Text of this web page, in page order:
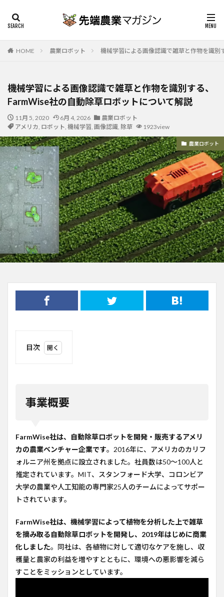
HOME 農業ロボット 機械学習による画像認識で雑草と作物を識
機械学習による画像認識で雑草と作物を識別する、
FarmWise社の自動除草ロボットについて解説
11月 5, 2020 6月 4, 2026
農業ロボット
アメリカ, ロボット, 機械学習, 画像認識, 除草 1923view
農業ロボット
目次
ビジ
3
テク
ノロ
ジー
4
今後
画
5
コメ
ント
6
事業概要
FarmWise社は、自動除草ロボットを開発・販売するアメリ
カの農業ベンチャー企業です。2016年に、アメリカのカリフ
ォルニア州を拠点に設立されました。社員数は50〜100人と
推定されています。MIT、スタンフォード大学、コロンビア
大学の農業や人工知能の専門家25人のチームによってサポー
トされています。
FarmWise社は、機械学習によって植物を分析した上で雑草
を摘み取る自動除草ロボットを開発し、2019年はじめに商業
化しました。同社は、各植物に対して適切なケアを施し、収
穫量と農家の利益を増やすとともに、環境への悪影響を減ら
すことをミッションとしています。